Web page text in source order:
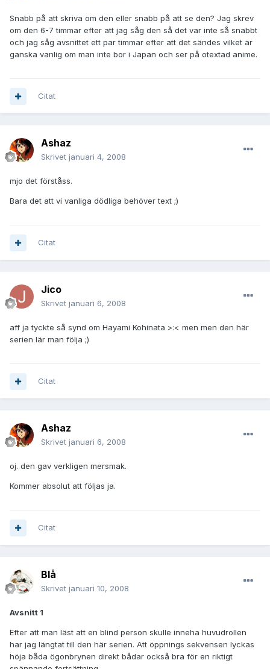
Snabb på att skriva om den eller snabb på att se den? Jag skrev
om den 6-7 timmar efter att jag såg den så det var inte så snabbt
och jag såg avsnittet ett par timmar efter att det sändes vilket är
ganska vanlig om man inte bor i Japan och ser på otextad anime.
Citat
Ashaz
Skrivet januari 4, 2008
mjo det förståss.
Bara det att vi vanliga dödliga behöver text ;)
Citat
Jico
Skrivet januari 6, 2008
aff ja tyckte så synd om Hayami Kohinata >:< men men den här
serien lär man följa ;)
Citat
Ashaz
Skrivet januari 6, 2008
oj. den gav verkligen mersmak.
Kommer absolut att följas ja.
Citat
Blå
Skrivet januari 10, 2008
Avsnitt 1
Efter att man läst att en blind person skulle inneha huvudrollen
har jag längtat till den här serien. Att öppnings sekvensen lyckas
höja båda ögonbrynen direkt bådar också bra för en riktigt